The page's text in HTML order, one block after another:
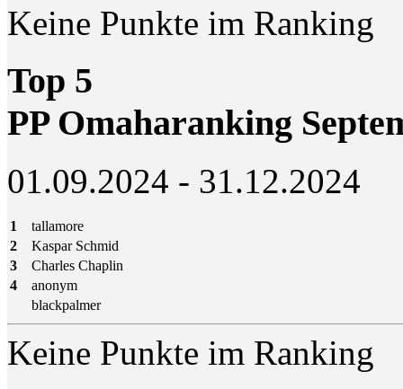
Keine Punkte im Ranking
Top 5
PP Omaharanking
01.09.2024 - 31.12.2024
1
tallamore
2
Kaspar Schmid
3
Charles Chaplin
4
anonym
blackpalmer
Keine Punkte im Ranking